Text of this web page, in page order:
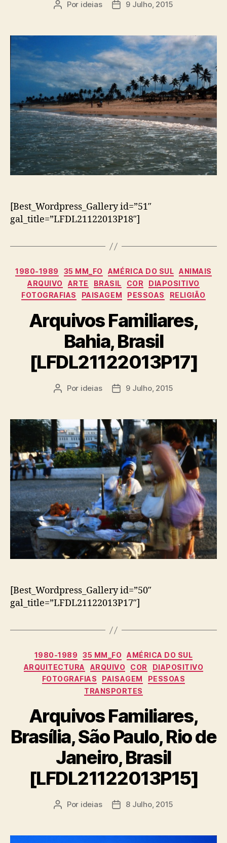
Autor
Por ideias
Data9 Julho, 2015
[Best_Wordpress_Gallery id=”51″
gal_title=”LFDL21122013P18″]
Categorias
1980-1989 35 MM_FO AMÉRICA DO SUL ANIMAIS
ARQUIVO
ARTE BRASIL COR
DIAPOSITIVO
FOTOGRAFIAS
PAISAGEM PESSOAS RELIGIÃO
Arquivos Familiares,
Bahia, Brasil
[LFDL21122013P17]
Autor
Por ideias
Data9 Julho, 2015
[Best_Wordpress_Gallery id=”50″
gal_title=”LFDL21122013P17″]
Categorias
1980-1989 35 MM_FO
AMÉRICA DO SUL
ARQUITECTURA
ARQUIVO COR
DIAPOSITIVO
FOTOGRAFIAS
PAISAGEM
PESSOAS
TRANSPORTES
Arquivos Familiares,
Brasília, São Paulo, Rio de
Janeiro, Brasil
[LFDL21122013P15]
Autor
Por ideias
Data8 Julho, 2015